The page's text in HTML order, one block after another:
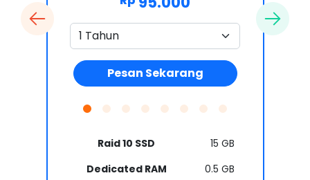
Pesan Sekarang
Raid 10 SSD
15 GB
Dedicated RAM
0.5 GB